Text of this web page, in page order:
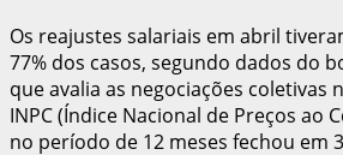
Os reajustes salariais em abril
77% dos casos, segundo dados do
que avalia as negociações coletivas
INPC (Índice Nacional de Preços ao
no período de 12 meses fechou em